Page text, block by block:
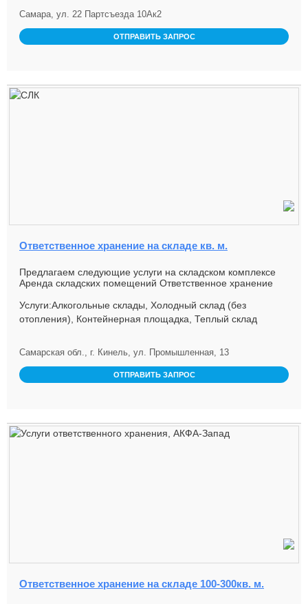
Самара, ул. 22 Партсъезда 10Ак2
ОТПРАВИТЬ ЗАПРОС
Ответственное хранение на складе кв. м.
Предлагаем следующие услуги на складском комплексе
Аренда складских помещений Ответственное хранение
Услуги:Алкогольные склады, Холодный склад (без
отопления), Контейнерная площадка, Теплый склад
Самарская обл., г. Кинель, ул. Промышленная, 13
ОТПРАВИТЬ ЗАПРОС
Ответственное хранение на складе 100-300кв. м.